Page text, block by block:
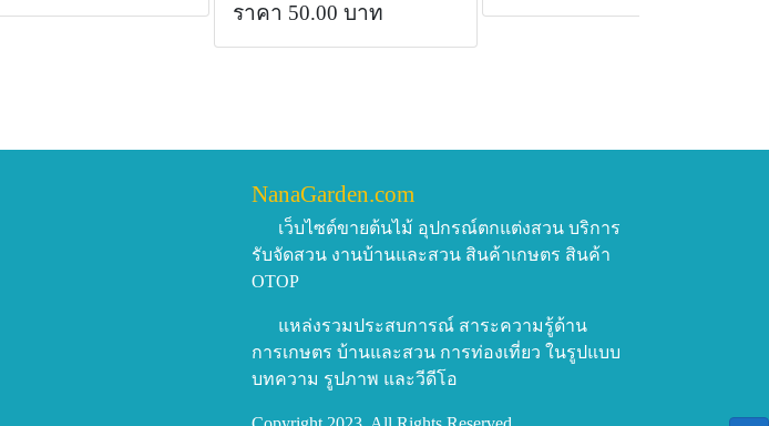
ราคา 50.00 บาท
NanaGarden.com
เว็บไซต์ขายต้นไม้ อุปกรณ์ตกแต่งสวน บริการ
รับจัดสวน งานบ้านและสวน สินค้าเกษตร สินค้า
OTOP
แหล่งรวมประสบการณ์ สาระความรู้ด้าน
การเกษตร บ้านและสวน การท่องเที่ยว ในรูปแบบ
บทความ รูปภาพ และวีดีโอ